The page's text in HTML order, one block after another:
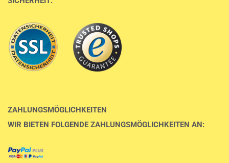
ZAHLUNGSMÖGLICHKEITEN
WIR BIETEN FOLGENDE ZAHLUNGSMÖGLICHKEITEN AN: